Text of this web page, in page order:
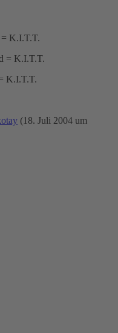
= K.I.T.T.
= K.I.T.T.
K.I.T.T.
(18. Juli 2004 um